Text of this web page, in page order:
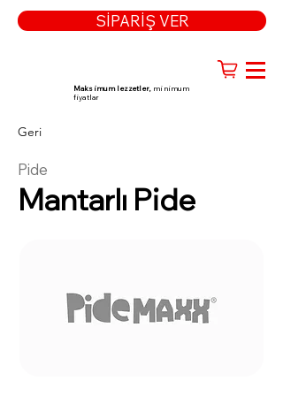
SİPARİŞ VER
Maksimum lezzetler, minimum
fiyatlar
Geri
Pide
Mantarlı Pide